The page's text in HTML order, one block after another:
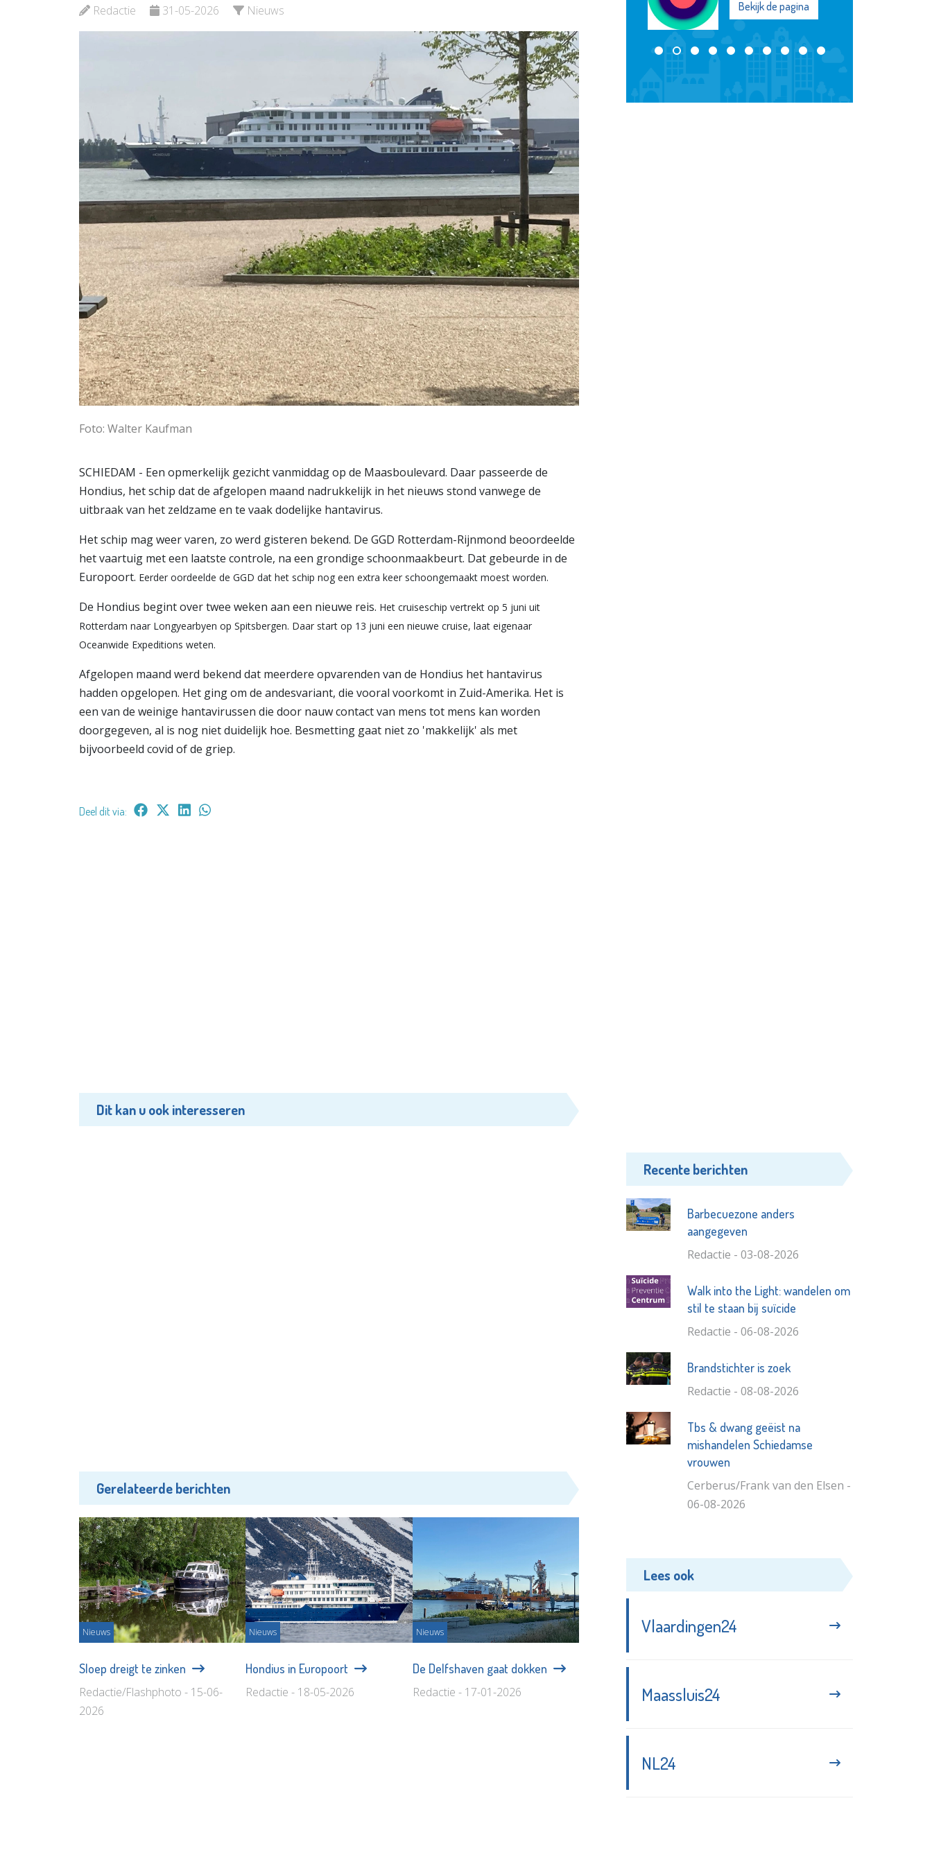
Redactie 31-05-2026 Nieuws
Foto: Walter Kaufman
SCHIEDAM - Een opmerkelijk gezicht vanmiddag op de Maasboulevard. Daar passeerde de
Hondius, het schip dat de afgelopen maand nadrukkelijk in het nieuws stond vanwege de
uitbraak van het zeldzame en te vaak dodelijke hantavirus.
Het schip mag weer varen, zo werd gisteren bekend. De GGD Rotterdam-Rijnmond beoordeelde
het vaartuig met een laatste controle, na een grondige schoonmaakbeurt. Dat gebeurde in de
Europoort. Eerder oordeelde de GGD dat het schip nog een extra keer schoongemaakt moest worden.
De Hondius begint over twee weken aan een nieuwe reis. Het cruiseschip vertrekt op 5 juni uit
Rotterdam naar Longyearbyen op Spitsbergen. Daar start op 13 juni een nieuwe cruise, laat eigenaar
Oceanwide Expeditions weten.
Afgelopen maand werd bekend dat meerdere opvarenden van de Hondius het hantavirus
hadden opgelopen. Het ging om de andesvariant, die vooral voorkomt in Zuid-Amerika. Het is
een van de weinige hantavirussen die door nauw contact van mens tot mens kan worden
doorgegeven, al is nog niet duidelijk hoe. Besmetting gaat niet zo 'makkelijk' als met
bijvoorbeeld covid of de griep.
Deel dit via:
Dit kan u ook interesseren
Gerelateerde berichten
Nieuws
Sloep dreigt te zinken
Redactie/Flashphoto - 15-06-
2026
Nieuws
Hondius in Europoort
Redactie - 18-05-2026
Nieuws
De Delfshaven gaat dokken
Redactie - 17-01-2026
Bekijk de pagina Bekijk de pagina
Bekijk de pagina
Bekijk de pagina
Recente berichten
Barbecuezone anders
aangegeven
Redactie - 03-08-2026
Walk into the Light: wandelen om
stil te staan bij suïcide
Redactie - 06-08-2026
Brandstichter is zoek
Redactie - 08-08-2026
Tbs & dwang geëist na
mishandelen Schiedamse
vrouwen
Cerberus/Frank van den Elsen -
06-08-2026
Lees ook
Vlaardingen24
Maassluis24
NL24